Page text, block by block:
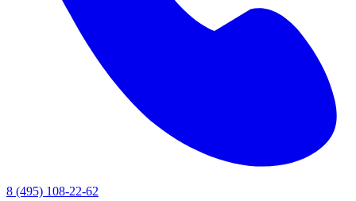
8 (495) 108-22-62